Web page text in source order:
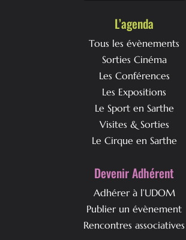
L’agenda
Tous les évènements
Sorties Cinéma
Les Conférences
Les Expositions
Le Sport en Sarthe
Visites & Sorties
Le Cirque en Sarthe
Devenir Adhérent
Adhérer à l’UDOM
Publier un évènement
Rencontres associatives